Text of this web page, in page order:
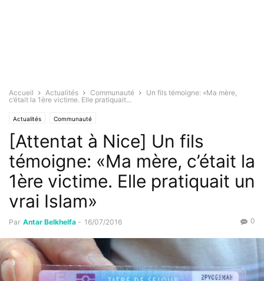
Accueil Actualités Communauté
Un fils témoigne: «Ma mère,
c’était la 1ère victime. Elle pratiquait...
Actualités Communauté
[Attentat à Nice] Un fils
témoigne: «Ma mère, c’était la
1ère victime. Elle pratiquait un
vrai Islam»
Par Antar Belkhelfa - 16/07/2016 0